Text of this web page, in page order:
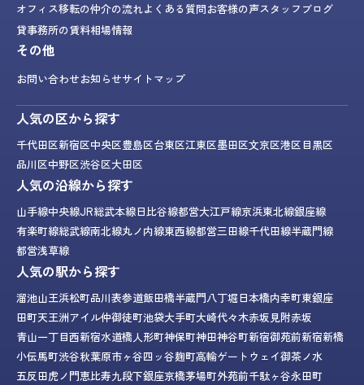
オフィス移転の仲介の流れよくある質問お客様の声スタッフブログ
貸事務所の賃料相場情報
その他
お問い合わせお知らせサイトマップ
人気の区から探す
千代田区新宿区中央区豊島区台東区江東区墨田区文京区港区目黒区
品川区中野区渋谷区大田区
人気の沿線から探す
山手線中央線JR総武本線日比谷線都営大江戸線京浜東北線銀座線
有楽町線総武線南北線丸ノ内線東西線都営三田線千代田線半蔵門線
都営浅草線
人気の駅から探す
溜池山王浜松町品川表参道飯田橋半蔵門八丁堀日本橋内幸町東銀座
田町天王洲アイル仲御徒町池袋大手町大崎代々木赤坂見附赤坂
青山一丁目西新宿水道橋人形町神保町神田神谷町新宿御苑前新宿新橋
小伝馬町渋谷秋葉原市ヶ谷四ッ谷麹町高輪ゲートウェイ御茶ノ水
五反田虎ノ門恵比寿九段下銀座京橋茅場町外苑前千駄ヶ谷永田町